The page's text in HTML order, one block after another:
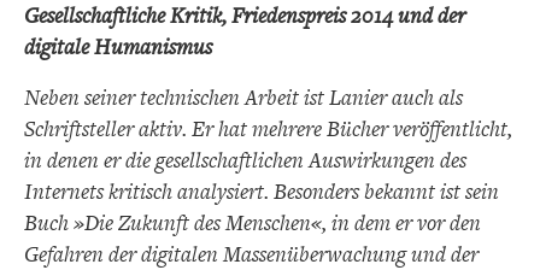
Gesellschaftliche Kritik, Friedenspreis 2014 und der
digitale Humanismus
Neben seiner technischen Arbeit ist Lanier auch als
Schriftsteller aktiv. Er hat mehrere Bücher veröffentlicht,
in denen er die gesellschaftlichen Auswirkungen des
Internets kritisch analysiert. Besonders bekannt ist sein
Buch »Die Zukunft des Menschen«, in dem er vor den
Gefahren der digitalen Massenüberwachung und der